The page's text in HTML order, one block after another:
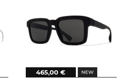
465,00 €